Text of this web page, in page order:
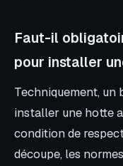
Faut-il
pour installer
Techniquement,
installer une hotte
condition de
découpe, les